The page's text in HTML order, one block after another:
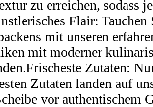
zu erreichen, sodass
Flair:
mit unseren
mit moderner
Zutaten:
Zutaten landen auf
vor authentischem